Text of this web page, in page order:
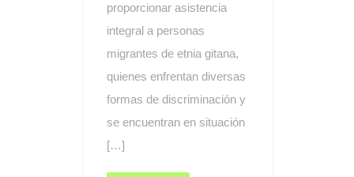
proporcionar asistencia
integral a personas
migrantes de etnia gitana,
quienes enfrentan diversas
formas de discriminación y
se encuentran en situación
[…]